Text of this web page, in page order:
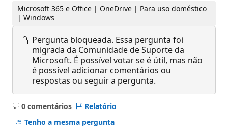
Microsoft 365 e Office | OneDrive | Para uso doméstico
| Windows
Pergunta bloqueada. Essa pergunta foi
migrada da Comunidade de Suporte da
Microsoft. É possível votar se é útil, mas não
é possível adicionar comentários ou
respostas ou seguir a pergunta.
0 comentários
Sem
comentários
Relatório
Tenho a mesma pergunta